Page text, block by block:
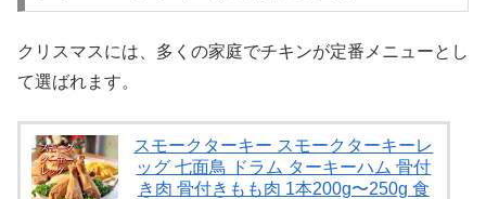
クリスマスには、多くの家庭でチキンが定番メニューとし
て選ばれます。
スモークターキー スモークターキーレ
ッグ 七面鳥 ドラム ターキーハム 骨付
き肉 骨付きもも肉 1本200g〜250g 食